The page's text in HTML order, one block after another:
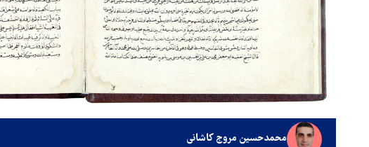
محمدحسین مروج کاشانی